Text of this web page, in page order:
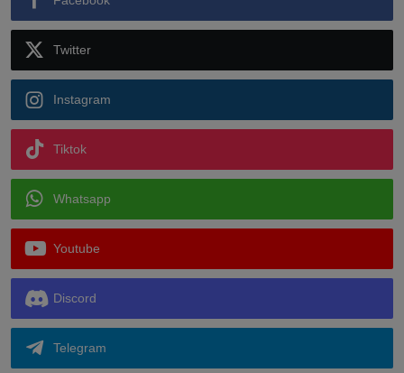
Twitter
Instagram
Tiktok
Whatsapp
Youtube
Discord
Telegram